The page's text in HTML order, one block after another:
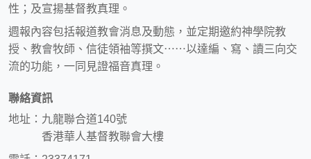
性；及宣揚基督教真理。
週報內容包括報道教會消息及動態，並定期邀約神學院教
授、教會牧師、信徒領袖等撰文⋯⋯以達編、寫、讀三向交
流的功能，一同見證福音真理。
聯絡資訊
地址：九龍聯合道140號
香港華人基督教聯會大樓